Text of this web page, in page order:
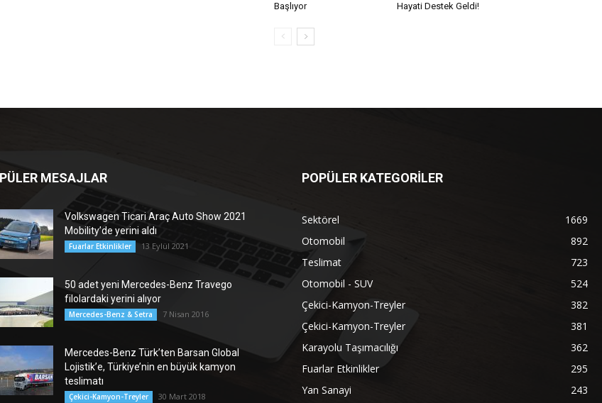
Başlıyor
Hayati Destek Geldi!
MESAJLAR
Volkswagen Ticari Araç Auto Show 2021
Mobility’de yerini aldı
Fuarlar Etkinlikler 13 Eylül 2021
50 adet yeni Mercedes-Benz Travego
filolardaki yerini alıyor
Mercedes-Benz & Setra 7 Nisan 2016
Mercedes-Benz Türk’ten Barsan Global
Lojistik’e, Türkiye’nin en büyük kamyon
teslimatı
Çekici-Kamyon-Treyler 30 Mart 2018
POPÜLER KATEGORİLER
Sektörel
1669
Otomobil
892
Teslimat
723
Otomobil - SUV
524
Çekici-Kamyon-Treyler
382
Çekici-Kamyon-Treyler
381
Karayolu Taşımacılığı
362
Fuarlar Etkinlikler
295
Yan Sanayi
243